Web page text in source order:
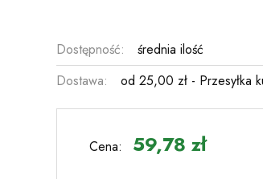
Dostępność: średnia ilość
Dostawa:
od 25,00 zł - Przesyłka
płatności
Cena: 59,78 zł